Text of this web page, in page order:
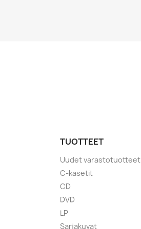
TUOTTEET
Uudet varastotuotteet
C-kasetit
CD
DVD
LP
Sarjakuvat